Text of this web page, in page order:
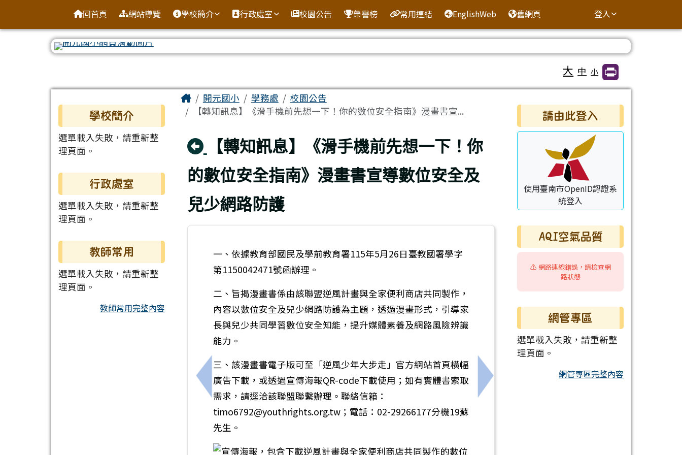
臺南市北區開元國民小學全球資訊網
回首頁 網站導覽 學校簡介 行政處室 校園公告 榮譽榜 常用連結 EnglishWeb 舊網頁 登入
大 中 小
左邊區域內容
學校簡介
選單載入失敗，請重新整
理頁面。
行政處室
選單載入失敗，請重新整
理頁面。
教師常用
選單載入失敗，請重新整
理頁面。
教師常用完整內容
主內容區域
Home開元國小 學務處
校園公告
【轉知訊息】《滑手機前先想一下！你的數位安全指南》漫畫書宣...
回上頁
【轉知訊息】《滑手機前先想一下！你
的數位安全指南》漫畫書宣導數位安全及
兒少網路防護
上一筆：【轉知訊息】2026 夏季兒童象棋文化藝術研習活動
一、依據教育部國民及學前教育署115年5月26日臺教國署學字
第1150042471號函辦理。
二、旨揭漫畫書係由該聯盟逆風計畫與全家便利商店共同製作，
內容以數位安全及兒少網路防護為主題，透過漫畫形式，引導家
長與兒少共同學習數位安全知能，提升媒體素養及網路風險辨識
能力。
三、該漫畫書電子版可至「逆風少年大步走」官方網站首頁橫幅
廣告下載，或透過宣傳海報QR-code下載使用；如有實體書索取
需求，請逕洽該聯盟聯繫辦理。聯絡信箱：
timo6792@youthrights.org.tw；電話：02-29266177分機19蘇
先生。
下一筆：畢業季及暑假將至，提醒交通安全的重
右邊區域內容
請由此登入
使用臺南市OpenID認證系
統登入
AQI空氣品質
⚠️ 網路連線錯誤，請檢查網
路狀態
網管專區
選單載入失敗，請重新整
理頁面。
網管專區完整內容
頁尾區域